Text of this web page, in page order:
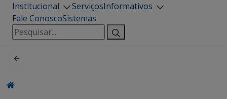
Institucional ServiçosInformativos
Fale ConoscoSistemas
Pesquisar
por: